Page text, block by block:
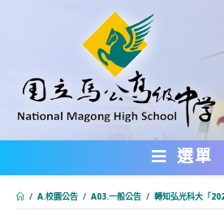
內
選單
/ A.校園公告 / A03.一般公告 / 轉知弘光科大「